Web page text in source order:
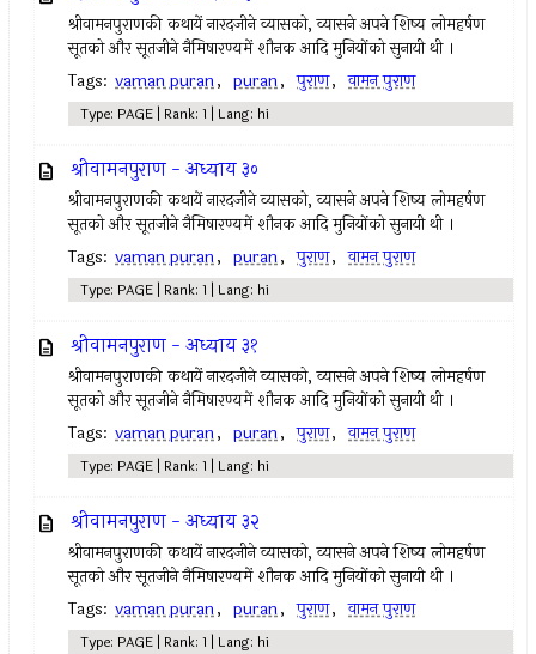
श्रीवामनपुराणकी कथायें नारदजीने व्यासको, व्यासने अपने शिष्य लोमहर्षण
सूतको और सूतजीने नैमिषारण्यमें शौनक आदि मुनियोंको सुनायी थी ।
Tags: vaman puran, puran, पुराण, वामन पुराण
Type: PAGE | Rank: 1 | Lang: hi
श्रीवामनपुराण - अध्याय ३०
श्रीवामनपुराणकी कथायें नारदजीने व्यासको, व्यासने अपने शिष्य लोमहर्षण
सूतको और सूतजीने नैमिषारण्यमें शौनक आदि मुनियोंको सुनायी थी ।
Tags: vaman puran, puran, पुराण, वामन पुराण
Type: PAGE | Rank: 1 | Lang: hi
श्रीवामनपुराण - अध्याय ३१
श्रीवामनपुराणकी कथायें नारदजीने व्यासको, व्यासने अपने शिष्य लोमहर्षण
सूतको और सूतजीने नैमिषारण्यमें शौनक आदि मुनियोंको सुनायी थी ।
Tags: vaman puran, puran, पुराण, वामन पुराण
Type: PAGE | Rank: 1 | Lang: hi
श्रीवामनपुराण - अध्याय ३२
श्रीवामनपुराणकी कथायें नारदजीने व्यासको, व्यासने अपने शिष्य लोमहर्षण
सूतको और सूतजीने नैमिषारण्यमें शौनक आदि मुनियोंको सुनायी थी ।
Tags: vaman puran, puran, पुराण, वामन पुराण
Type: PAGE | Rank: 1 | Lang: hi